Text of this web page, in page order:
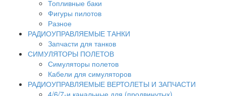
Топливные баки
Фигуры пилотов
Разное
РАДИОУПРАВЛЯЕМЫЕ ТАНКИ
Запчасти для танков
СИМУЛЯТОРЫ ПОЛЕТОВ
Симуляторы полетов
Кабели для симуляторов
РАДИОУПРАВЛЯЕМЫЕ ВЕРТОЛЕТЫ И ЗАПЧАСТИ
4/6/7-и канальные для (продвинутых)